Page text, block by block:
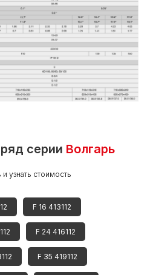
серии Волгарь
узнать стоимость
F 16 413112
F 24 416112
F 35 419112